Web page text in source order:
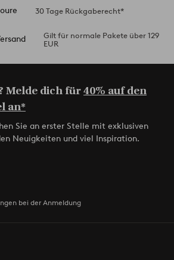
30 Tage Rückgaberecht*
Gilt für normale Pakete über 129
EUR
Melde dich für40% auf den
an*
Sie an erster Stelle mit exklusiven
Neuigkeiten und viel Inspiration.
bei der Anmeldung